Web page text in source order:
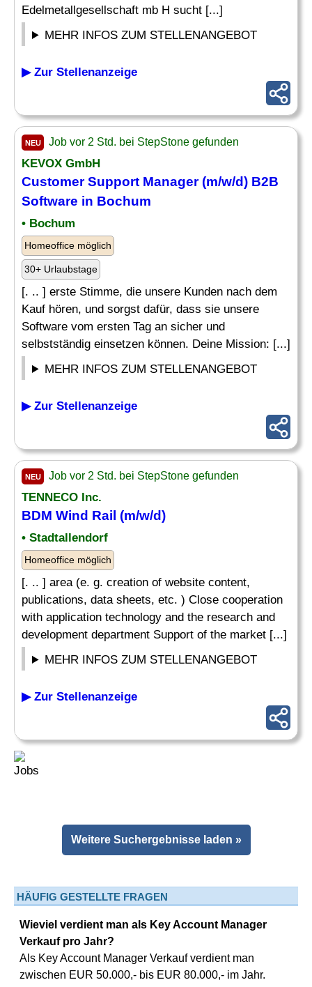
Edelmetallgesellschaft mb H sucht [...]
MEHR INFOS ZUM STELLENANGEBOT
▶ Zur Stellenanzeige
NEU Job vor 2 Std. bei StepStone gefunden
KEVOX GmbH
Customer Support Manager(m/w/d) B2B
Software in Bochum
• Bochum
Homeoffice möglich
30+ Urlaubstage
[. .. ] erste Stimme, die unsere Kunden nach dem
Kauf hören, und sorgst dafür, dass sie unsere
Software vom ersten Tag an sicher und
selbstständig einsetzen können. Deine Mission: [...]
MEHR INFOS ZUM STELLENANGEBOT
▶ Zur Stellenanzeige
NEU Job vor 2 Std. bei StepStone gefunden
TENNECO Inc.
BDM Wind Rail (m/w/d)
• Stadtallendorf
Homeoffice möglich
[. .. ] area (e. g. creation of website content,
publications, data sheets, etc. ) Close cooperation
with application technology and the research and
development department Support of the market [...]
MEHR INFOS ZUM STELLENANGEBOT
▶ Zur Stellenanzeige
Weitere Suchergebnisse laden »
HÄUFIG GESTELLTE FRAGEN
Wieviel verdient man als Key Account Manager
Verkauf pro Jahr?
Als Key Account Manager Verkauf verdient man
zwischen EUR 50.000,- bis EUR 80.000,- im Jahr.